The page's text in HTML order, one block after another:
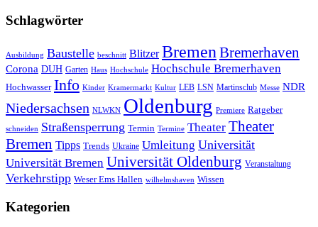
Schlagwörter
Ausbildung Baustelle beschnitt Blitzer Bremen Bremerhaven
Corona DUH Garten Haus Hochschule Hochschule Bremerhaven
Hochwasser Info Kinder Kramermarkt Kultur LEB LSN Martinsclub Messe NDR
Niedersachsen NLWKN Oldenburg Premiere Ratgeber
schneiden Straßensperrung Termin Termine Theater Theater
Bremen Tipps Trends Ukraine Umleitung Universität
Universität Bremen Universität Oldenburg Veranstaltung
Verkehrstipp Weser Ems Hallen wilhelmshaven Wissen
Kategorien